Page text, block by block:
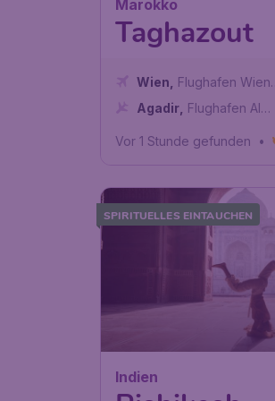
Marokko
Taghazout
Wien
Flughafen Wien
Schwechat
Agadir Flughafen Al
Vor 1 Stunde gefunden •
SPIRITUELLES EINTAUCHEN
Indien